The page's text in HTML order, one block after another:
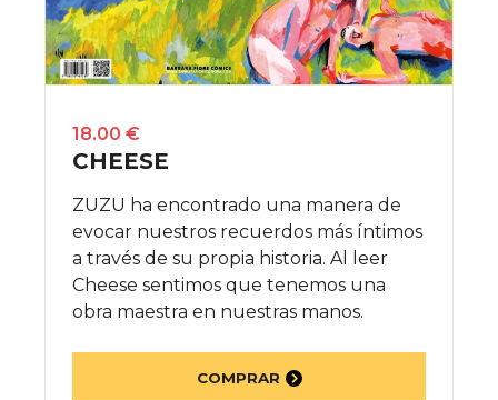
18.00 €
CHEESE
ZUZU ha encontrado una manera de
evocar nuestros recuerdos más íntimos
a través de su propia historia. Al leer
Cheese sentimos que tenemos una
obra maestra en nuestras manos.
COMPRAR